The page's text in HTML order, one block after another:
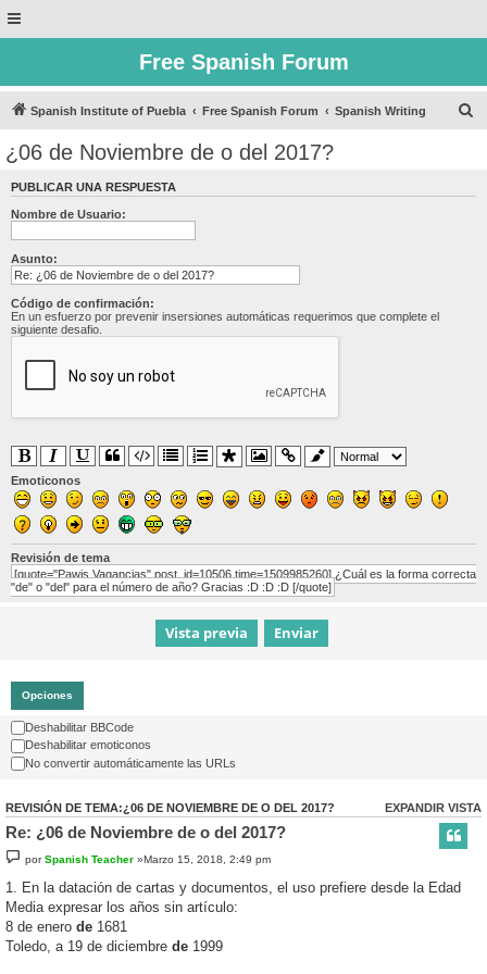
Free Spanish Forum
Spanish Institute of Puebla Free Spanish Forum Spanish Writing
¿06 de Noviembre de o del 2017?
PUBLICAR UNA RESPUESTA
Nombre de Usuario:
Asunto:
Código de confirmación:
En un esfuerzo por prevenir insersiones automáticas requerimos que complete el
siguiente desafio.
Emoticonos
Revisión de tema
[quote="Pawis Vagancias" post_id=10506 time=1509985260] ¿Cuál es la forma correcta
"de" o "del" para el número de año? Gracias :D :D :D [/quote]
Opciones
Deshabilitar BBCode
Deshabilitar emoticonos
No convertir automáticamente las URLs
EXPANDIR VISTA
REVISIÓN DE TEMA:¿06 DE NOVIEMBRE DE O DEL 2017?
Re: ¿06 de Noviembre de o del 2017?
porSpanish Teacher »Marzo 15, 2018, 2:49 pm
1. En la datación de cartas y documentos, el uso prefiere desde la Edad
Media expresar los años sin artículo:
8 de enero de 1681
Toledo, a 19 de diciembre de 1999